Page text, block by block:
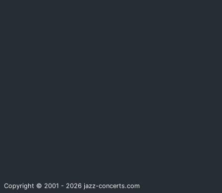
Copyright © 2001 - 2026 jazz-concerts.com